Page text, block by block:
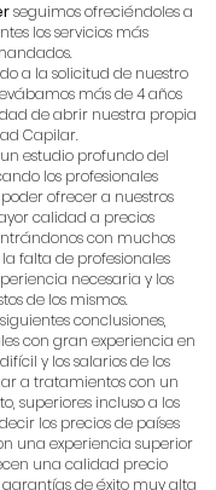
seguimos ofreciéndoles a
los servicios más
a la solicitud de nuestro
más de 4 años
de abrir nuestra propia
Capilar.
estudio profundo del
los profesionales
ofrecer a nuestros
calidad a precios
con muchos
falta de profesionales
necesaria y los
de los mismos.
conclusiones,
con gran experiencia en
y los salarios de los
a tratamientos con un
superiores incluso a los
los precios de países
una experiencia superior
una calidad precio
de éxito muy alta